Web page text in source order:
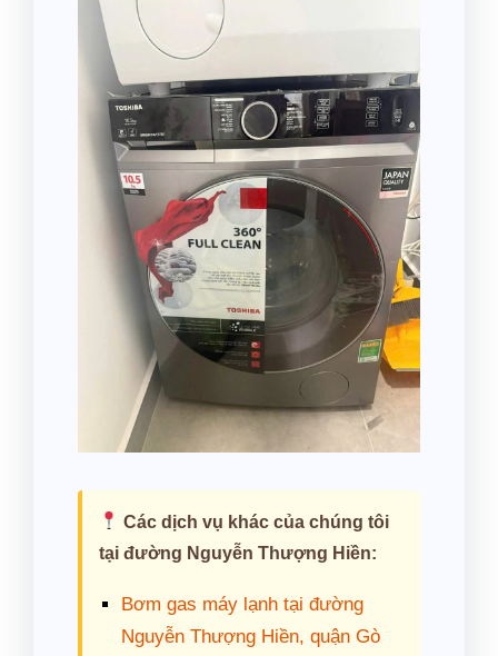
Các dịch vụ khác của chúng tôi
tại đường Nguyễn Thượng Hiền:
Bơm gas máy lạnh tại đường
Nguyễn Thượng Hiền, quận Gò